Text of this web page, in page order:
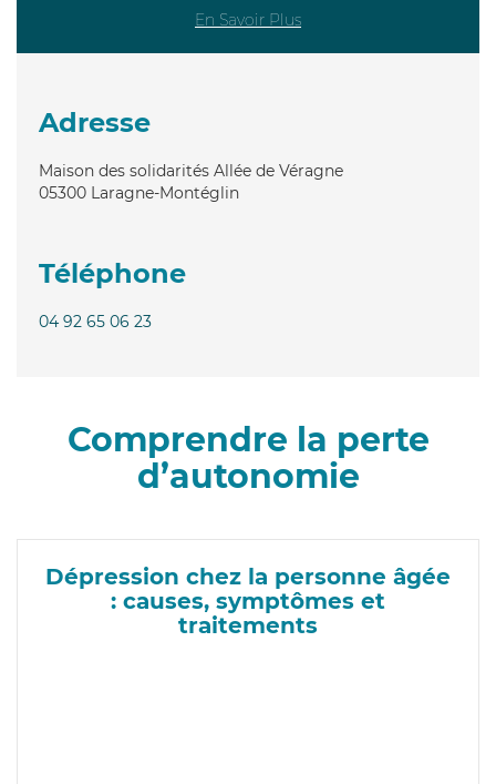
En Savoir Plus
Adresse
Maison des solidarités Allée de Véragne
05300 Laragne-Montéglin
Téléphone
04 92 65 06 23
Comprendre la perte
d’autonomie
Dépression chez la personne âgée
: causes, symptômes et
traitements